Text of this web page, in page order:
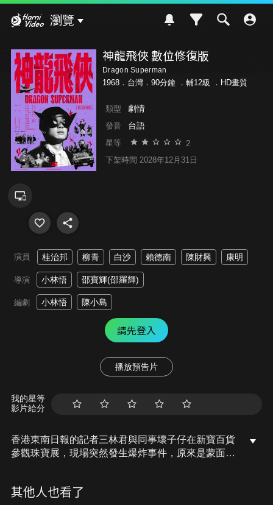
瀏覽
神龍飛俠 數位修復版
Dragon Superman
1968．台灣．90分鐘 ． 輔12級 ．HD畫質
類型 劇情
發音 台語
星等 2
下架時間 2028年12月31日
演員 桂治邦 柳青 白沙 賴德南 陳財興 康明
導演 小林悟 邵寶輝(邵羅輝)
編劇 小林悟 陳小島
請先登入
播放預告片
我的星等
影片給分
香港東南日報的記者三林君與同事壞子仔在新寶百貨
參觀珠寶展，現場突然發生爆炸事件，原來是蒙面宇
其他人也看了